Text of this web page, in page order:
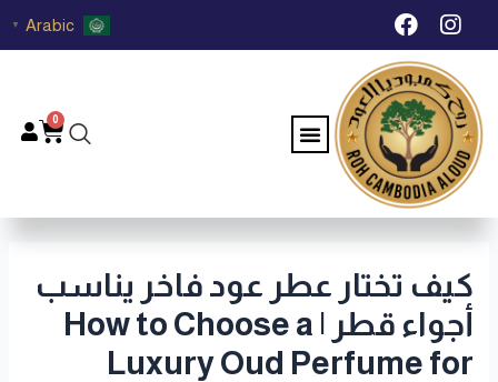
تخطي I
n
s
t
a
g
r
a
m
F
a
c
e
b
o
o
k
Arabic
▼
Menu
0
كيف تختار عطر عود فاخر يناسب
أجواء قطر | How to Choose a
Luxury Oud Perfume for
Post
navigation